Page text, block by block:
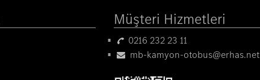
Müşteri Hizmetleri
0216 232 23 11
mb-kamyon-otobus@erhas.net